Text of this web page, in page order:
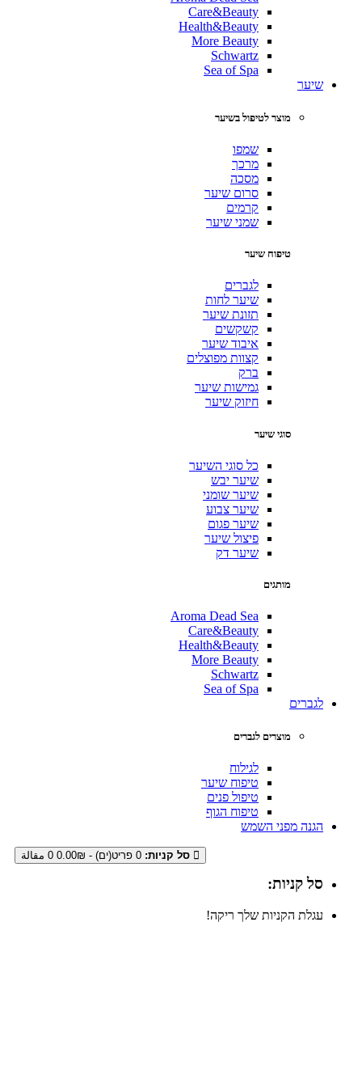
Care&Beauty
Health&Beauty
More Beauty
Schwartz
Sea of Spa
שיער
מוצר לטיפול בשיער
שמפו
מרכך
מסכה
סרום שיער
קרמים
שמני שיער
טיפוח שיער
לגברים
שיער לחות
תזונת שיער
קשקשים
איבוד שיער
קצוות מפוצלים
ברק
גמישות שיער
חיזוק שיער
סוגי שיער
כל סוגי השיער
שיער יבש
שיער שומני
שיער צבוע
שיער פגום
פיצול שיער
שיער דק
מותגים
Aroma Dead Sea
Care&Beauty
Health&Beauty
More Beauty
Schwartz
Sea of Spa
לגברים
מוצרים לגברים
לגילוח
טיפוח שיער
טיפול פנים
טיפוח הגוף
הגנה מפני השמש
סל קניות: 0 פריט(ים) - 0.00₪ 0 مقالة
סל קניות:
עגלת הקניות שלך ריקה!